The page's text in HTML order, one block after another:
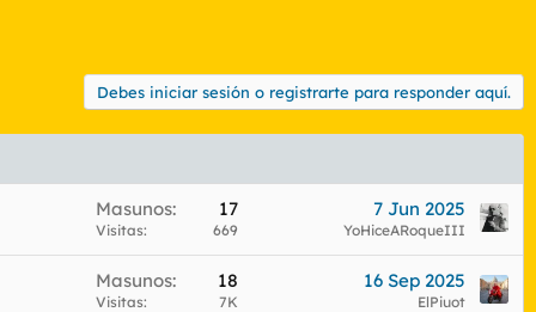
Debes iniciar sesión o registrarte para responder aquí.
Masunos 17
Visitas 669
7 Jun 2025
YoHiceARoqueIII
Masunos 18
Visitas 7K
16 Sep 2025
ElPiuot